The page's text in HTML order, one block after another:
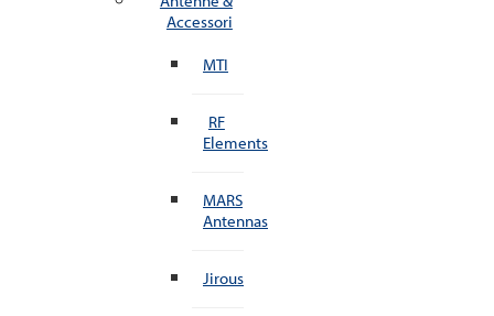
Accessori
MTI
RF
Elements
MARS
Antennas
Jirous